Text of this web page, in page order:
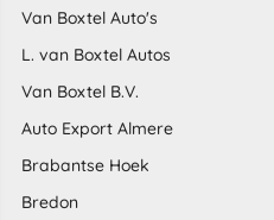
Van Boxtel Auto's
L. van Boxtel Autos
Van Boxtel B.V.
Auto Export Almere
Brabantse Hoek
Bredon